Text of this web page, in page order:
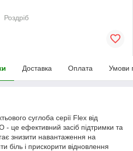
Роздріб
Доставка Оплата Умови
суглоба серії Flex від
- це ефективний засіб підтримки та
знизити навантаження на
біль і прискорити відновлення